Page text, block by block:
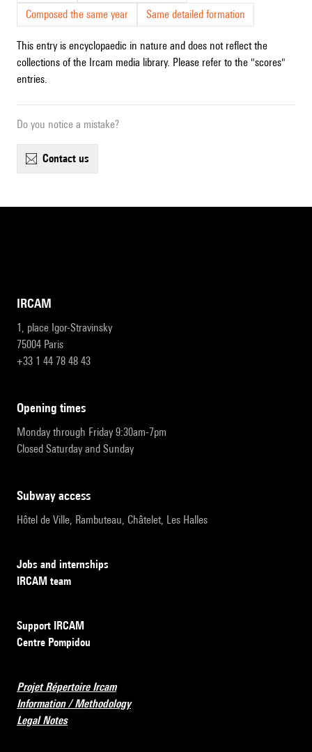
Composed the same year
Same detailed formation
This entry is encyclopaedic in nature and does not reflect the
collections of the Ircam media library. Please refer to the "scores"
entries.
Do you notice a mistake?
contact us
IRCAM
1, place Igor-Stravinsky
75004 Paris
+33 1 44 78 48 43
opening times
Monday through Friday 9:30am-7pm
Closed Saturday and Sunday
subway access
Hôtel de Ville, Rambuteau, Châtelet, Les Halles
Jobs and internships
IRCAM team
Support IRCAM
Centre Pompidou
Projet Répertoire Ircam
Information / Methodology
Legal Notes